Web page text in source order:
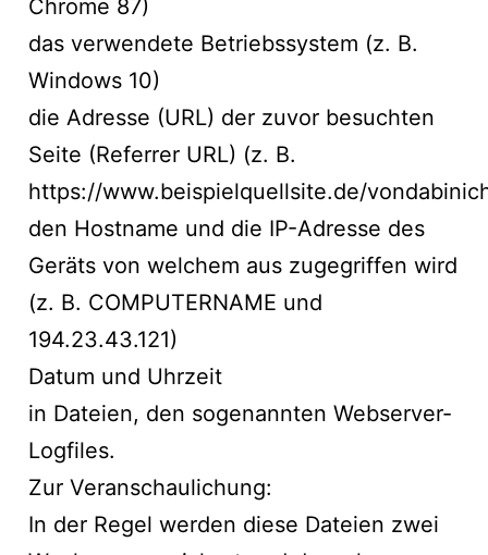
Chrome 87)
das verwendete Betriebssystem (z. B.
Windows 10)
die Adresse (URL) der zuvor besuchten
Seite (Referrer URL) (z. B.
https://www.beispielquellsite.de/
den Hostname und die IP-Adresse des
Geräts von welchem aus zugegriffen wird
(z. B. COMPUTERNAME und
194.23.43.121)
Datum und Uhrzeit
in Dateien, den sogenannten Webserver-
Logfiles.
Zur Veranschaulichung:
In der Regel werden diese Dateien zwei